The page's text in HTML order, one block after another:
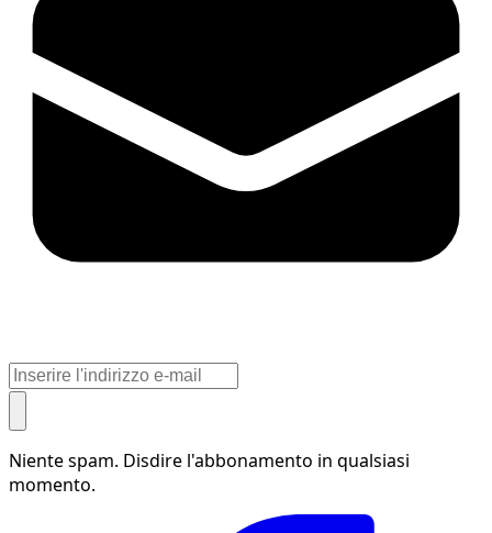
Niente spam. Disdire l'abbonamento in qualsiasi
momento.